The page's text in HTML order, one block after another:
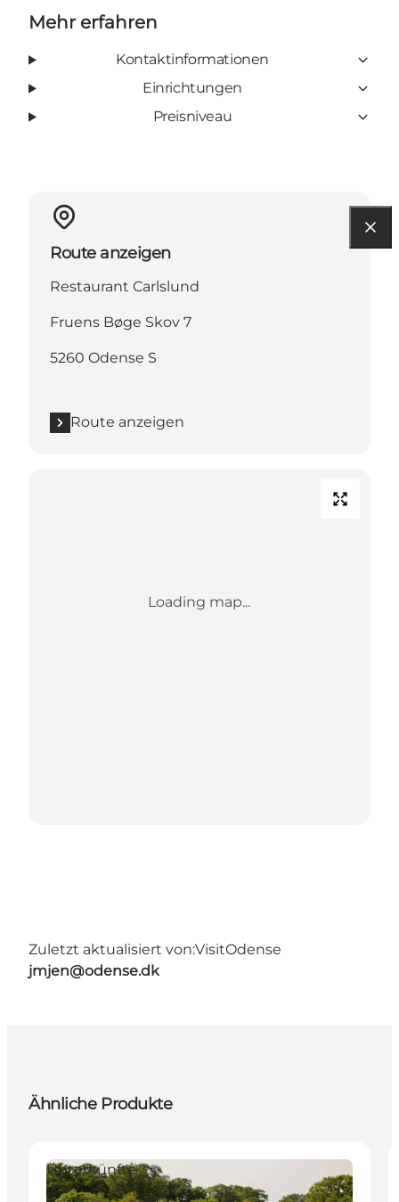
Mehr erfahren
Kontaktinformationen
Einrichtungen
Preisniveau
Route anzeigen
Restaurant Carlslund
Fruens Bøge Skov 7
5260 Odense S
Route anzeigen
Loading map...
Zuletzt aktualisiert von:VisitOdense
jmjen@odense.dk
Ähnliche Produkte
Unterkünfte